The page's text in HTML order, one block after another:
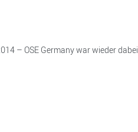
– OSE Germany war wieder dabei